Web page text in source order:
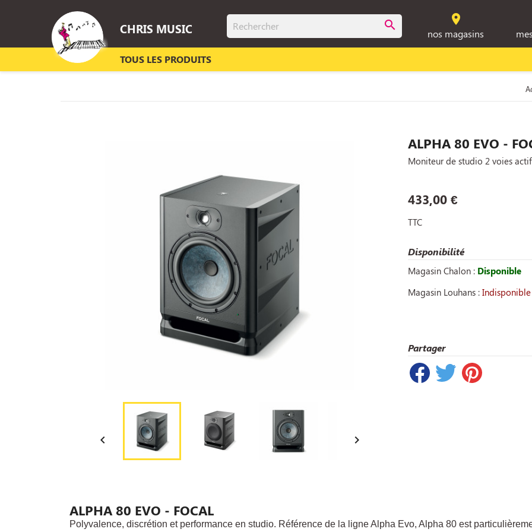
CHRIS MUSIC search room
nos magasins
TOUS LES PRODUITS
 
ALPHA 80 EVO -
Moniteur de studio 2 voies actif
433,00 €
TTC
Disponibilité
Magasin Chalon : Disponible
Magasin Louhans : Indisponible
Partager
ALPHA 80 EVO - FOCAL
Polyvalence, discrétion et performance en studio. Référence de la ligne Alpha Evo, Alpha 80 est